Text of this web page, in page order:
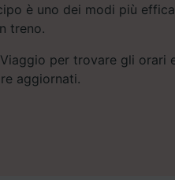
è uno dei modi più
treno.
per trovare gli orari
aggiornati.